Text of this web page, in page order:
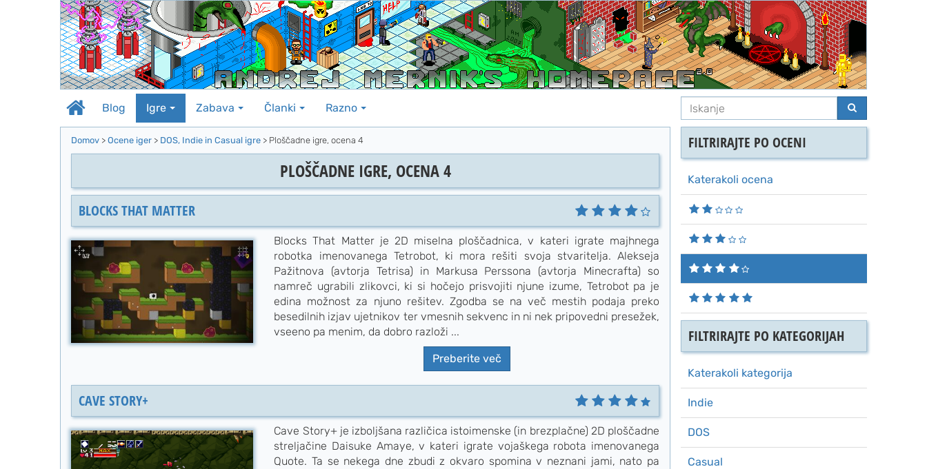
Blog Igre Zabava Članki Razno
Domov > Ocene iger > DOS, Indie in Casual igre > Ploščadne igre, ocena 4
PLOŠČADNE IGRE, OCENA 4
BLOCKS THAT MATTER
Blocks That Matter je 2D miselna ploščadnica, v kateri igrate majhnega
robotka imenovanega Tetrobot, ki mora rešiti svoja stvaritelja. Alekseja
Pažitnova (avtorja Tetrisa) in Markusa Perssona (avtorja Minecrafta) so
namreč ugrabili zlikovci, ki si hočejo prisvojiti njune izume, Tetrobot pa je
edina možnost za njuno rešitev. Zgodba se na več mestih podaja preko
besedilnih izjav ujetnikov ter vmesnih sekvenc in ni nek pripovedni presežek,
vseeno pa menim, da dobro razloži ...
Preberite več
CAVE STORY+
Cave Story+ je izboljšana različica istoimenske (in brezplačne) 2D ploščadne
streljačine Daisuke Amaye, v kateri igrate vojaškega robota imenovanega
Quote. Ta se nekega dne zbudi z okvaro spomina v neznani jami, nato pa
FILTRIRAJTE PO OCENI
Katerakoli ocena
FILTRIRAJTE PO KATEGORIJAH
Katerakoli kategorija
Indie
DOS
Casual